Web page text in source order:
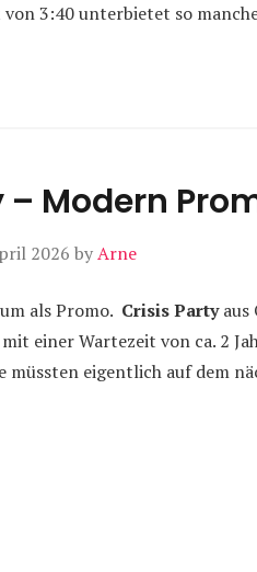
3:40 unterbietet so
– Modern
2026 byArne
als Promo. Crisis Partyaus
einer Wartezeit von ca. 2
eigentlich auf dem